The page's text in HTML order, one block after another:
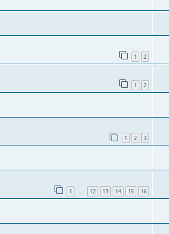
1 2
1 2
1 2 3
1 … 12 13 14 15 16